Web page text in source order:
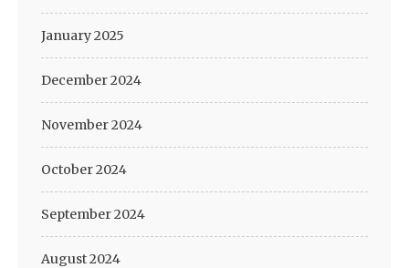
January 2025
December 2024
November 2024
October 2024
September 2024
August 2024